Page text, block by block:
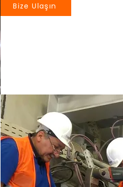
Bize Ulaşın